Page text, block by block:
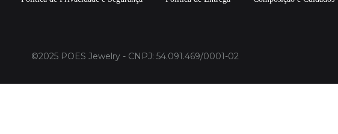
©2025 POES Jewelry - CNPJ: 54.091.469/0001-02